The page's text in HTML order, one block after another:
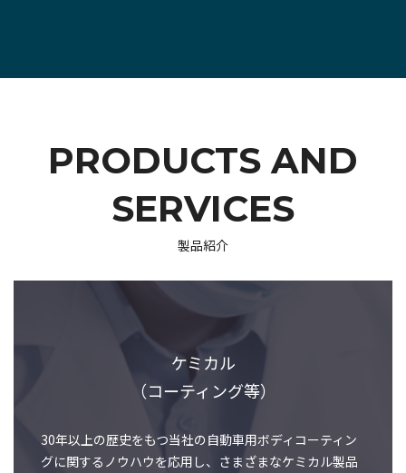
PRODUCTS AND
SERVICES
製品紹介
ケミカル
（コーティング等）
30年以上の歴史をもつ当社の自動車用ボディコーティン
グに関するノウハウを応用し、さまざまなケミカル製品